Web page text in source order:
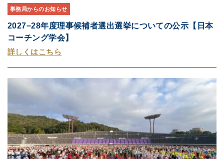
事務局からのお知らせ
2027−28年度理事候補者選出選挙についての公示【日本
コーチング学会】
詳しくはこちら